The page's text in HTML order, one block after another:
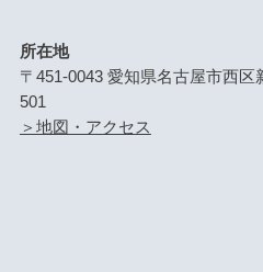
所在地
〒451-0043 愛知県名古屋市西
501
＞地図・アクセス